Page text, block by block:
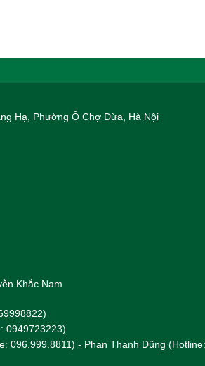
Hạ, Phường Ô Chợ Dừa, Hà Nội
Khắc Nam
0949723223)
096.999.8811) - Phan Thanh Dũng